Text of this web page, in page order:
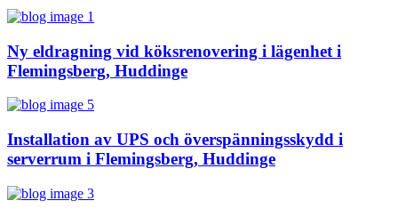
Ny eldragning vid köksrenovering i lägenhet i
Flemingsberg, Huddinge
Installation av UPS och överspänningsskydd i
serverrum i Flemingsberg, Huddinge